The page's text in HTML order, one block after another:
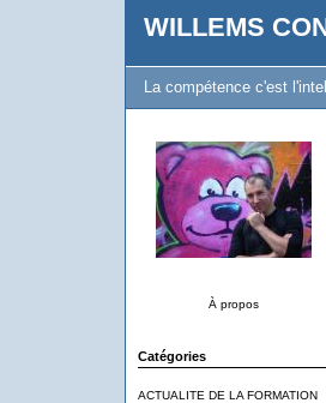
WILLEMS
La compétence c'est
À propos
Catégories
ACTUALITE DE LA FORMATION